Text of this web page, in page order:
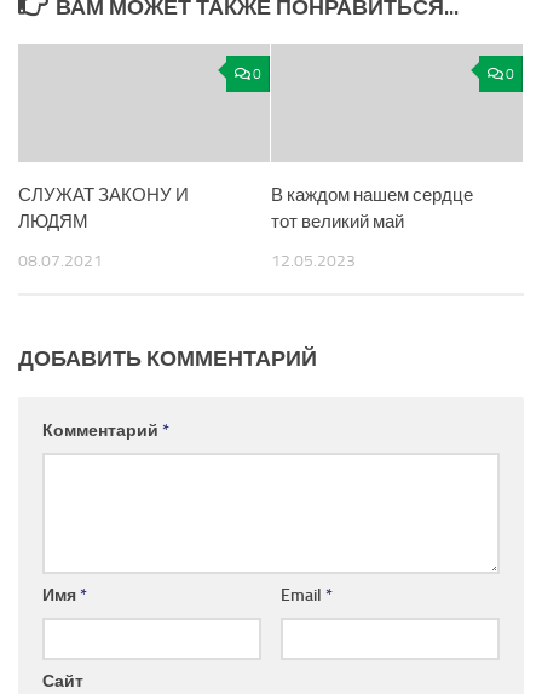
ВАМ МОЖЕТ ТАКЖЕ ПОНРАВИТЬСЯ...
0
СЛУЖАТ ЗАКОНУ И
ЛЮДЯМ
08.07.2021
0
В каждом нашем сердце
тот великий май
12.05.2023
ДОБАВИТЬ КОММЕНТАРИЙ
Комментарий *
Имя* Email *
Сайт